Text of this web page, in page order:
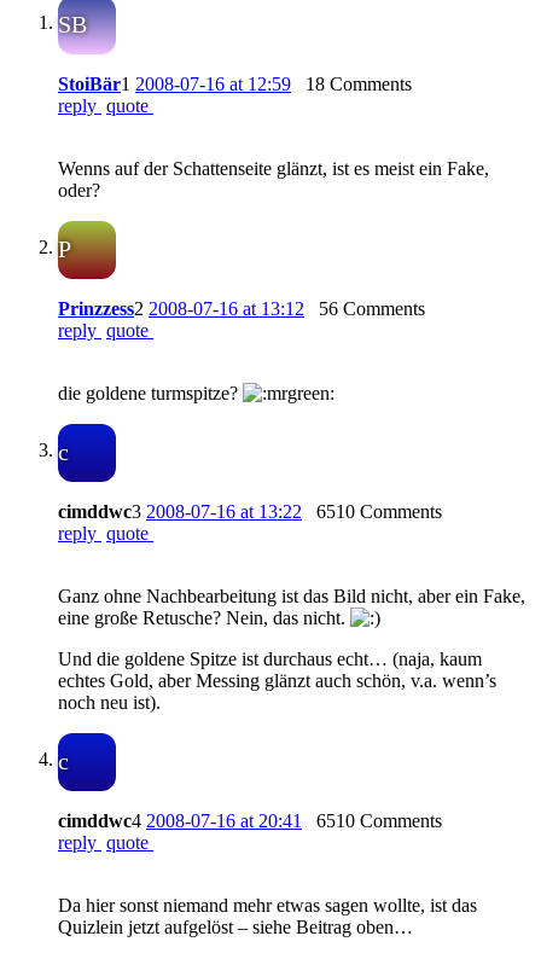
SB
StoiBär1 2008-07-16 at 12:59
18 Comments
reply quote
Wenns auf der Schattenseite glänzt, ist es meist ein Fake,
oder?
P
Prinzzess2 2008-07-16 at 13:12
56 Comments
reply quote
die goldene turmspitze?
c
cimddwc3 2008-07-16 at 13:22
6510 Comments
reply quote
Ganz ohne Nachbearbeitung ist das Bild nicht, aber ein Fake,
eine große Retusche? Nein, das nicht.
Und die goldene Spitze ist durchaus echt… (naja, kaum
echtes Gold, aber Messing glänzt auch schön, v.a. wenn’s
noch neu ist).
c
cimddwc4 2008-07-16 at 20:41
6510 Comments
reply quote
Da hier sonst niemand mehr etwas sagen wollte, ist das
Quizlein jetzt aufgelöst – siehe Beitrag oben…